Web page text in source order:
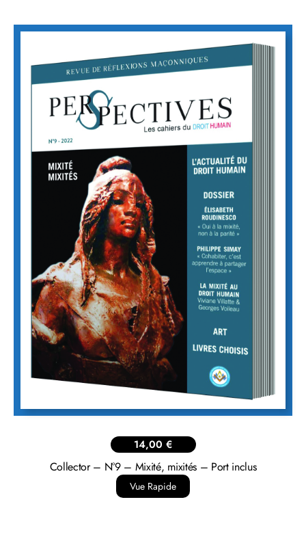
14,00 €
Collector – N°9 – Mixité, mixités – Port inclus
Vue Rapide